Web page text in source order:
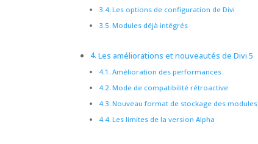
Les options de configuration de Divi
Modules déjà intégrés
Les améliorations et nouveautés de Divi 5
Amélioration des performances
Mode de compatibilité rétroactive
Nouveau format de stockage des modules
Les limites de la version Alpha